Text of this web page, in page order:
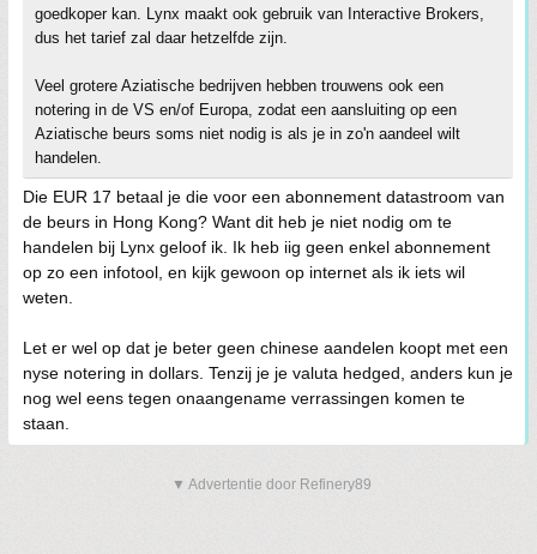
goedkoper kan. Lynx maakt ook gebruik van Interactive Brokers,
dus het tarief zal daar hetzelfde zijn.
Veel grotere Aziatische bedrijven hebben trouwens ook een
notering in de VS en/of Europa, zodat een aansluiting op een
Aziatische beurs soms niet nodig is als je in zo'n aandeel wilt
handelen.
Die EUR 17 betaal je die voor een abonnement datastroom van
de beurs in Hong Kong? Want dit heb je niet nodig om te
handelen bij Lynx geloof ik. Ik heb iig geen enkel abonnement
op zo een infotool, en kijk gewoon op internet als ik iets wil
weten.
Let er wel op dat je beter geen chinese aandelen koopt met een
nyse notering in dollars. Tenzij je je valuta hedged, anders kun je
nog wel eens tegen onaangename verrassingen komen te
staan.
▼ Advertentie door Refinery89